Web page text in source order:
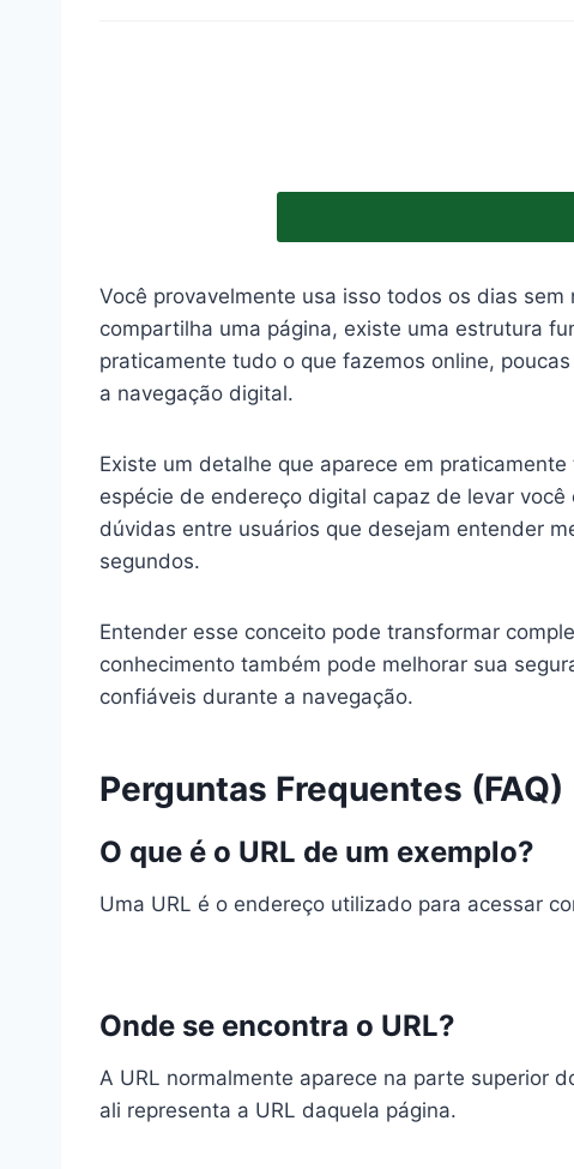
Você provavelmente usa isso todos os dias
compartilha uma página, existe uma estrutura
praticamente tudo o que fazemos online,
a navegação digital.
Existe um detalhe que aparece em
espécie de endereço digital capaz de levar
dúvidas entre usuários que desejam entender
segundos.
Entender esse conceito pode transformar
conhecimento também pode melhorar sua
confiáveis durante a navegação.
Perguntas Frequentes (FAQ)
O que é o URL de um exemplo?
Uma URL é o endereço utilizado para acessar
Onde se encontra o URL?
A URL normalmente aparece na parte superior
ali representa a URL daquela página.